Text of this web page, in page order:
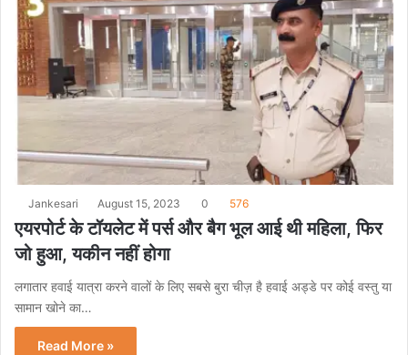
Jankesari August 15, 2023 0 576
एयरपोर्ट के टॉयलेट में पर्स और बैग भूल आई थी महिला, फिर
जो हुआ, यकीन नहीं होगा
लगातार हवाई यात्रा करने वालों के लिए सबसे बुरा चीज़ है हवाई अड्डे पर कोई वस्तु या
सामान खोने का…
Read More »